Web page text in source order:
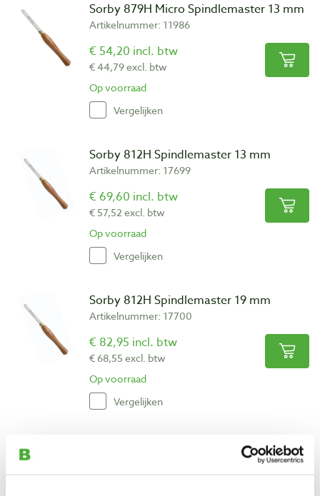
Sorby 879H Micro Spindlemaster 13 mm
Artikelnummer: 11986
€ 54,20 incl. btw
€ 44,79 excl. btw
Op voorraad
Vergelijken
Sorby 812H Spindlemaster 13 mm
Artikelnummer: 17699
€ 69,60 incl. btw
€ 57,52 excl. btw
Op voorraad
Vergelijken
Sorby 812H Spindlemaster 19 mm
Artikelnummer: 17700
€ 82,95 incl. btw
€ 68,55 excl. btw
Op voorraad
Vergelijken